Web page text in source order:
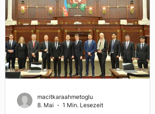
Oktober 2022 September 20
macitkaraahmetoglu
8. Mai
1 Min. Lesezeit